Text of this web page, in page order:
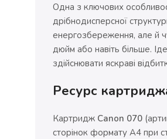
Одна з ключових
дрібнодисперсної
енергозбереження, але й
дюйм або навіть більше.
здійснювати яскраві
Ресурс
Картридж Canon 070
сторінок формату А4 при